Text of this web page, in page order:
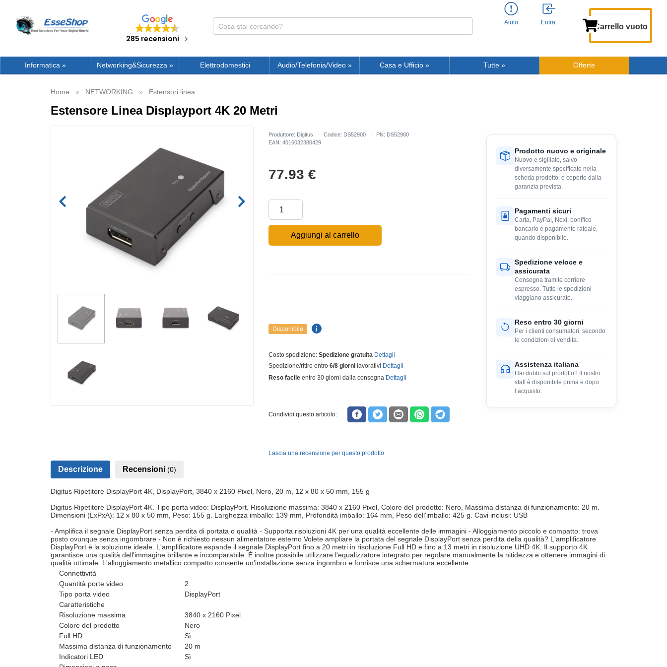
285 recensioni
Aiuto Entra Carrello vuoto
Informatica» Networking&Sicurezza » Elettrodomestici Audio/Telefonia/Video » Casa e Ufficio » Tutte » Offerte
Home NETWORKING Estensori linea
Estensore Linea Displayport 4K 20 Metri
Produttore: Digitus Codice: DS52900
PN: DS52900
EAN: 4016032380429
77.93 €
Aggiungi al carrello
Disponibile
Costo spedizione: Spedizione gratuita Dettagli
Spedizione/ritiro entro 6/8 giornilavorativi Dettagli
Reso facileentro 30 giorni dalla consegna Dettagli
Condividi questo articolo:
Lascia una recensione per questo prodotto
Prodotto nuovo e originale
Nuovo e sigillato, salvo
diversamente specificato nella
scheda prodotto, e coperto dalla
garanzia prevista.
Pagamenti sicuri
Carta, PayPal, Nexi, bonifico
bancario e pagamento rateale,
quando disponibile.
Spedizione veloce e
assicurata
Consegna tramite corriere
espresso. Tutte le spedizioni
viaggiano assicurate.
Reso entro 30 giorni
Per i clienti consumatori, secondo
le condizioni di vendita.
Assistenza italiana
Hai dubbi sul prodotto? Il nostro
staff è disponibile prima e dopo
l’acquisto.
Descrizione Recensioni (0)
Digitus Ripetitore DisplayPort 4K, DisplayPort, 3840 x 2160 Pixel, Nero, 20 m, 12 x 80 x 50 mm, 155 g
Digitus Ripetitore DisplayPort 4K. Tipo porta video: DisplayPort. Risoluzione massima: 3840 x 2160 Pixel, Colore del prodotto: Nero, Massima distanza di funzionamento: 20 m.
Dimensioni (LxPxA): 12 x 80 x 50 mm, Peso: 155 g. Larghezza imballo: 139 mm, Profondità imballo: 164 mm, Peso dell'imballo: 425 g. Cavi inclusi: USB
- Amplifica il segnale DisplayPort senza perdita di portata o qualità - Supporta risoluzioni 4K per una qualità eccellente delle immagini - Alloggiamento piccolo e compatto: trova
posto ovunque senza ingombrare - Non è richiesto nessun alimentatore esterno Volete ampliare la portata del segnale DisplayPort senza perdita della qualità? L'amplificatore
DisplayPort è la soluzione ideale. L'amplificatore espande il segnale DisplayPort fino a 20 metri in risoluzione Full HD e fino a 13 metri in risoluzione UHD 4K. Il supporto 4K
garantisce una qualità dell'immagine brillante e incomparabile. È inoltre possibile utilizzare l'equalizzatore integrato per regolare manualmente la nitidezza e ottenere immagini di
qualità ottimale. L'alloggiamento metallico compatto consente un'installazione senza ingombro e fornisce una schermatura eccellente.
Connettività
Quantità porte video
2
Tipo porta video
DisplayPort
Caratteristiche
Risoluzione massima
3840 x 2160 Pixel
Colore del prodotto
Nero
Full HD
Sì
Massima distanza di funzionamento
20 m
Indicatori LED
Sì